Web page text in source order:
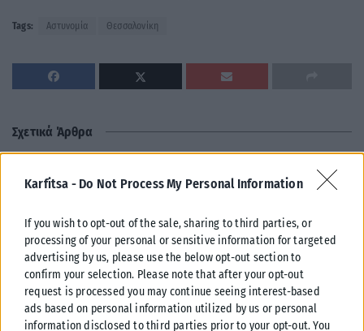
Karfitsa - Do Not Process My Personal Information
If you wish to opt-out of the sale, sharing to third parties, or
processing of your personal or sensitive information for targeted
advertising by us, please use the below opt-out section to
confirm your selection. Please note that after your opt-out
request is processed you may continue seeing interest-based
ads based on personal information utilized by us or personal
information disclosed to third parties prior to your opt-out. You
Tags: Αστυνομία Θεσσαλονίκη
Σχετικά Άρθρα